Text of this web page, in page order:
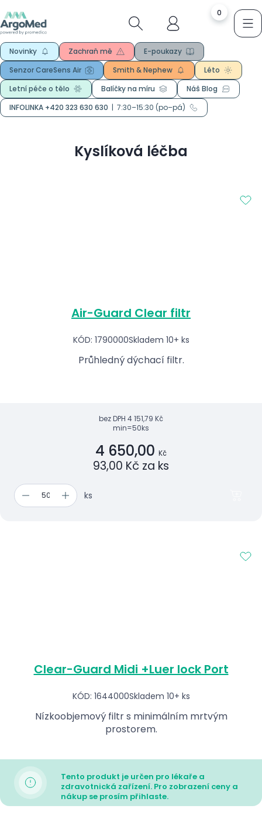
0
Novinky Zachraň mě
E-poukazy
Senzor CareSens Air
Smith & Nephew
Léto
Letní péče o tělo
Balíčky na míru
Náš Blog
INFOLINKA +420 323 630 630 | 7:30–15:30 (po–pá)
Kyslíková léčba
Air-Guard Clear filtr
KÓD: 1790000Skladem 10+ ks
Průhledný dýchací filtr.
bez DPH 4 151,79 Kč
min=50ks
4 650,00 Kč
93,00 Kč za ks
ks
Clear-Guard Midi +Luer lock Port
KÓD: 1644000Skladem 10+ ks
Nízkoobjemový filtr s minimálním mrtvým
prostorem.
Tento produkt je určen pro lékaře a
zdravotnická zařízení. Pro zobrazení ceny a
nákup se prosím přihlaste.